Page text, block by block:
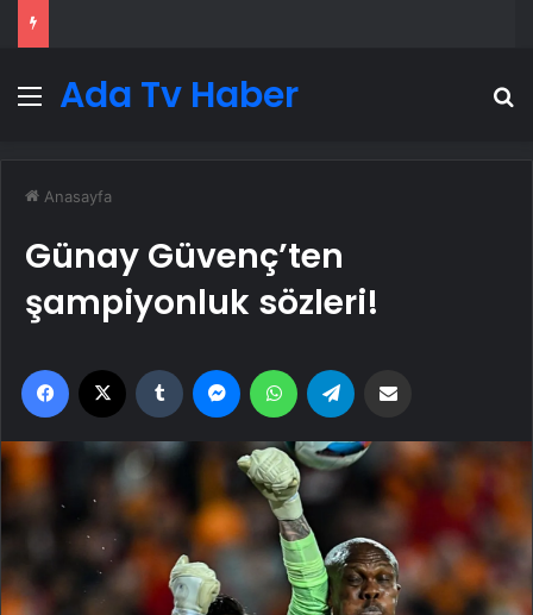
Menü
Ada Tv Haber
Anasayfa
Günay Güvenç’ten
şampiyonluk sözleri!
Facebook Tumblr MessengerWhatsApp